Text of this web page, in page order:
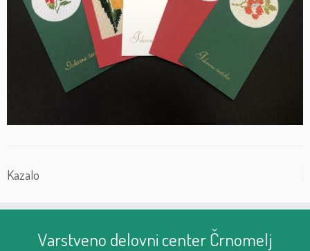
Kazalo
Varstveno delovni center Črnomelj